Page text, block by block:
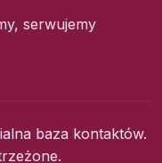
serwujemy
baza kontaktów.